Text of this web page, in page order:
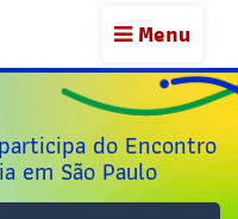
Menu
do Encontro
em São Paulo